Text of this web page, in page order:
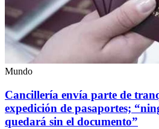
Mundo
Cancillería envía parte de
expedición de pasaportes;
quedará sin el documento”